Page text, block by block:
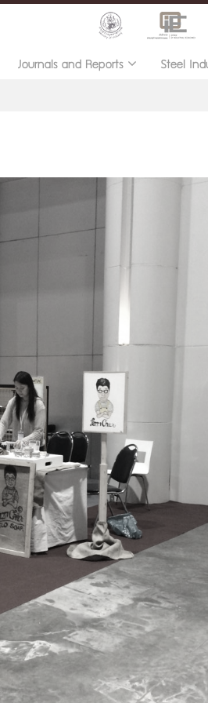
Journals and Reports Steel